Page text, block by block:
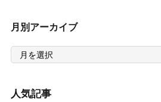
月別アーカイブ
月
ア
イ
ブ
人気記事